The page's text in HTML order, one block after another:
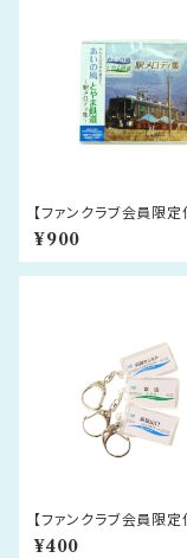
【ファンクラブ会員限定
いの風とやま鉄道 駅メ
集CD＜㈱スイッチ制作
¥900
【ファンクラブ会員限定
名標キーホルダー
¥400